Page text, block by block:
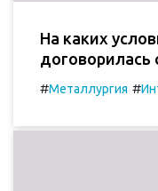
На каких
договорилась
#Металлургия #